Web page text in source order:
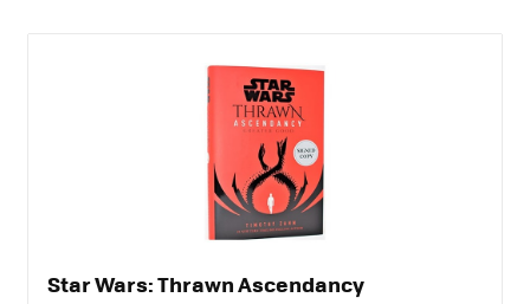
Star Wars: Thrawn Ascendancy